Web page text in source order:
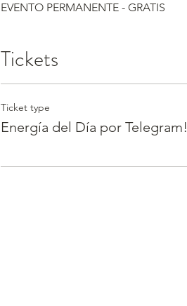
EVENTO PERMANENTE - GRATIS
Tickets
Ticket type
Energía del Día por Telegram!